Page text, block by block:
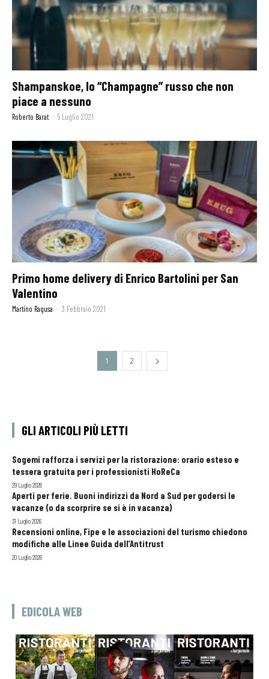
Shampanskoe, lo “Champagne” russo che non
piace a nessuno
Roberto Barat - 5 Luglio 2021
Primo home delivery di Enrico Bartolini per San
Valentino
Martino Ragusa - 3 Febbraio 2021
1 2
GLI ARTICOLI PIÙ LETTI
Sogemi rafforza i servizi per la ristorazione: orario esteso e
tessera gratuita per i professionisti HoReCa
29 Luglio 2026
Aperti per ferie. Buoni indirizzi da Nord a Sud per godersi le
vacanze (o da scorprire se si è in vacanza)
31 Luglio 2026
Recensioni online, Fipe e le associazioni del turismo chiedono
modifiche alle Linee Guida dell’Antitrust
20 Luglio 2026
EDICOLA WEB